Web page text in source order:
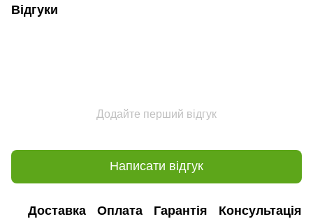
Відгуки
Додайте перший відгук
Написати відгук
Доставка Оплата Гарантія Консультація